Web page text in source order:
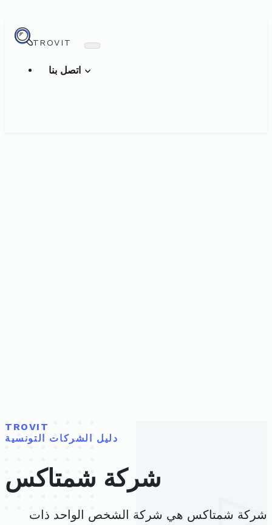
TROVIT
TROVIT
دليل الشركات التونسية
شركة شمتاكس
شركة شمتاكس هي شركة الشخص الواحد ذات